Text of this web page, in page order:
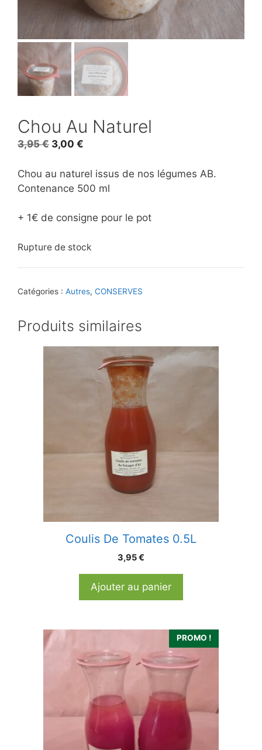
Chou Au Naturel
3,95€ Le
initial
était :
3,00 €
actuel
est :
Chou au naturel issus de nos légumes AB.
Contenance 500 ml
+ 1€ de consigne pour le pot
Rupture de stock
Catégories : Autres, CONSERVES
Produits similaires
Coulis De Tomates 0.5L
3,95€
Ajouter au panier
PROMO !